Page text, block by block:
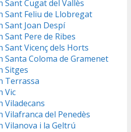
Sant Cugat del Vallès
Sant Feliu de Llobregat
Sant Joan Despí
Sant Pere de Ribes
Sant Vicenç dels Horts
Santa Coloma de Gramenet
Sitges
Terrassa
Vic
Viladecans
Vilafranca del Penedès
Vilanova i la Geltrú